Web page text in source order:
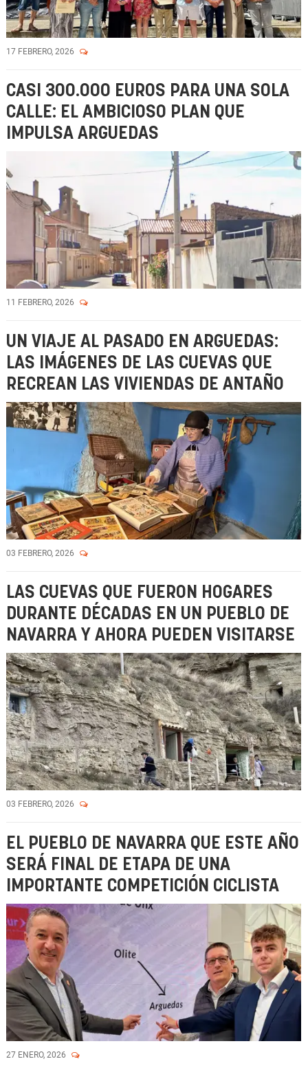
17 FEBRERO, 2026
CASI 300.000 EUROS PARA UNA SOLA
CALLE: EL AMBICIOSO PLAN QUE
IMPULSA ARGUEDAS
11 FEBRERO, 2026
UN VIAJE AL PASADO EN ARGUEDAS:
LAS IMÁGENES DE LAS CUEVAS QUE
RECREAN LAS VIVIENDAS DE ANTAÑO
03 FEBRERO, 2026
LAS CUEVAS QUE FUERON HOGARES
DURANTE DÉCADAS EN UN PUEBLO DE
NAVARRA Y AHORA PUEDEN VISITARSE
03 FEBRERO, 2026
EL PUEBLO DE NAVARRA QUE ESTE AÑO
SERÁ FINAL DE ETAPA DE UNA
IMPORTANTE COMPETICIÓN CICLISTA
27 ENERO, 2026